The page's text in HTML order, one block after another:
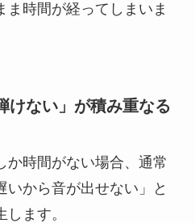
ま時間が経ってしまいま
けない」が積み重なる
か時間がない場合、通常
いから音が出せない」と
ます。